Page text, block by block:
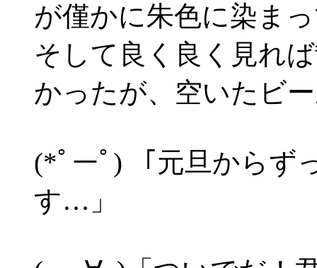
が僅かに朱色に染ま
そして良く良く見れ
かったが、空いたビ
(*ﾟーﾟ) 「元旦からず
す…」